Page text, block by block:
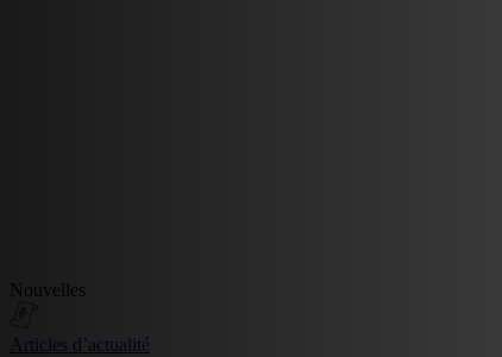
Nouvelles
Articles d’actualité